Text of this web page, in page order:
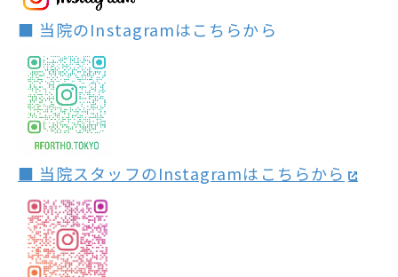
■ 当院のInstagramはこちらから
■ 当院スタッフのInstagramはこちらから